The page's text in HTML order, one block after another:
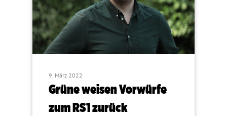
9. März 2022
Grüne weisen Vorwürfe
zum RS1 zurück